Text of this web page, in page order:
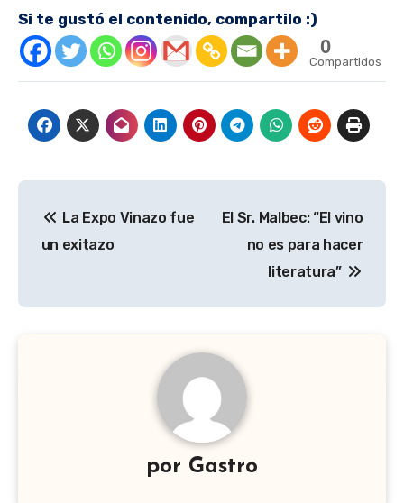
Si te gustó el contenido, compartilo :)
0
Compartidos
de
La Expo Vinazo fue
un exitazo
El Sr. Malbec: “El vino
no es para hacer
literatura”
por Gastro